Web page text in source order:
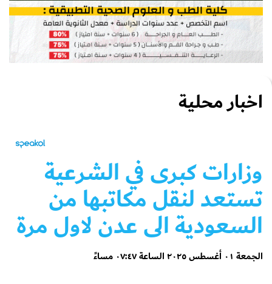
اخبار محلية
وزارات كبرى في الشرعية
تستعد لنقل مكاتبها من
السعودية الى عدن لاول مرة
الجمعة ٠١ أغسطس ٢٠٢٥ الساعة ٠٧:٤٧ مساءً